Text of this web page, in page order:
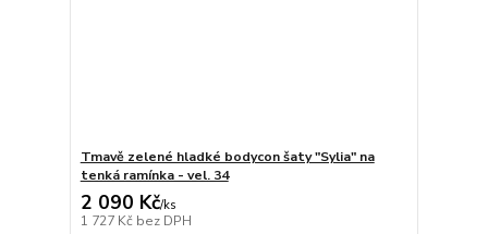
Tmavě zelené hladké bodycon šaty "Sylia" na
tenká ramínka - vel. 34
2 090 Kč/ks
1 727 Kč bez DPH